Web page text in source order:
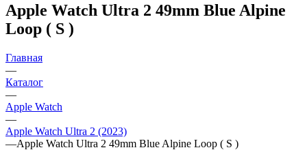
Apple Watch Ultra 2 49mm Blue Alpine
Loop ( S )
Главная
—
Каталог
—
Apple Watch
—
Apple Watch Ultra 2 (2023)
—Apple Watch Ultra 2 49mm Blue Alpine Loop ( S )